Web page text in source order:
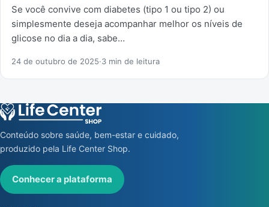
Se você convive com diabetes (tipo 1 ou tipo 2) ou
simplesmente deseja acompanhar melhor os níveis de
glicose no dia a dia, sabe…
24 de outubro de 2025·3 min de leitura
Conteúdo sobre saúde, bem-estar e cuidado,
produzido pela Life Center Shop.
Conhecer a plataforma